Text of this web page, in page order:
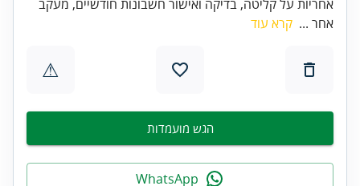
אחריות על קליטה, בדיקה ואישור חשבונות חודשיים, מעקב
אחר ... קרא עוד
⚠
הגש מועמדות